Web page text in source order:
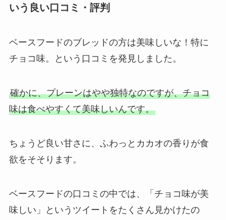
いう良い口コミ・評判
ベースフードのブレッドの方は美味しいな！特に
チョコ味。という口コミを発見しました。
確かに、プレーンはやや独特なのですが、チョコ
味は食べやすくて美味しいんです。
ちょうど良い甘さに、ふわっとカカオの香りが食
欲をそそります。
ベースフードの口コミの中では、「チョコ味が美
味しい」というツイートをたくさん見かけたの